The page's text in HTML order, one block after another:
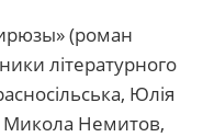
(роман
літературного
Юлія
Микола Немитов,